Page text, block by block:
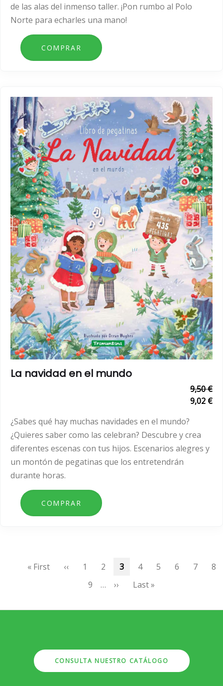
de las alas del inmenso taller. ¡Pon rumbo al Polo
Norte para echarles una mano!
La navidad en el mundo
9,50 €
9,02 €
¿Sabes qué hay muchas navidades en el mundo?
¿Quieres saber como las celebran? Descubre y crea
diferentes escenas con tus hijos. Escenarios alegres y
un montón de pegatinas que los entretendrán
durante horas.
Primera
« First
Página
‹‹ Page
1 Page
2
Página
3 Page
4 Page
5 Page
6 Page
7
8
Page
9 …
Siguiente
››
Última
Last »
CONSULTA NUESTRO CATÁLOGO